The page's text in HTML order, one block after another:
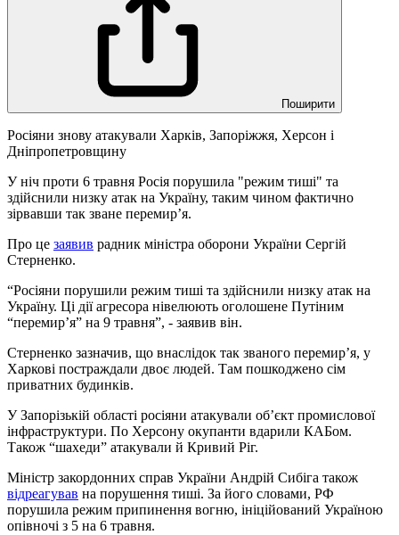
Поширити
Росіяни знову атакували Харків, Запоріжжя, Херсон і
Дніпропетровщину
У ніч проти 6 травня Росія порушила "режим тиші" та
здійснили низку атак на Україну, таким чином фактично
зірвавши так зване перемирʼя.
Про це заявив радник міністра оборони України Сергій
Стерненко.
“Росіяни порушили режим тиші та здійснили низку атак на
Україну. Ці дії агресора нівелюють оголошене Путіним
“перемирʼя” на 9 травня”, - заявив він.
Стерненко зазначив, що внаслідок так званого перемирʼя, у
Харкові постраждали двоє людей. Там пошкоджено сім
приватних будинків.
У Запорізькій області росіяни атакували обʼєкт промислової
інфраструктури. По Херсону окупанти вдарили КАБом.
Також “шахеди” атакували й Кривий Ріг.
Міністр закордонних справ України Андрій Сибіга також
відреагував на порушення тиші. За його словами, РФ
порушила режим припинення вогню, ініційований Україною
опівночі з 5 на 6 травня.